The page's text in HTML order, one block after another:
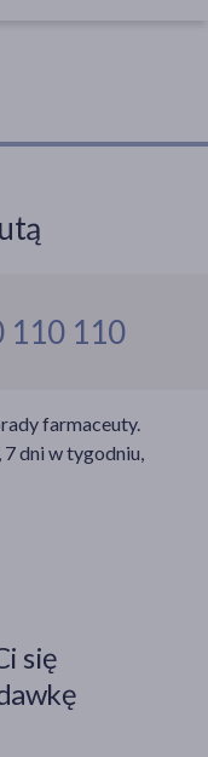
110 110
farmaceuty.
7 dni w tygodniu,
się